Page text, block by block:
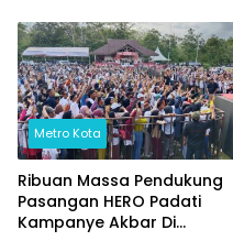
Metro Kota
Ribuan Massa Pendukung
Pasangan HERO Padati
Kampanye Akbar Di